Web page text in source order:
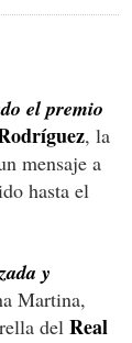
el premio
, la
mensaje a
hasta el
y
Martina,
del Real